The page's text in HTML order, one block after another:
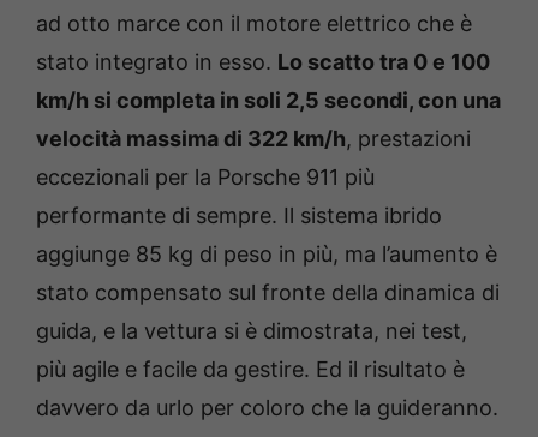
ad otto marce con il motore elettrico che è
stato integrato in esso. Lo scatto tra 0 e 100
km/h si completa in soli 2,5 secondi, con una
velocità massima di 322 km/h, prestazioni
eccezionali per la Porsche 911 più
performante di sempre. Il sistema ibrido
aggiunge 85 kg di peso in più, ma l’aumento è
stato compensato sul fronte della dinamica di
guida, e la vettura si è dimostrata, nei test,
più agile e facile da gestire. Ed il risultato è
davvero da urlo per coloro che la guideranno.